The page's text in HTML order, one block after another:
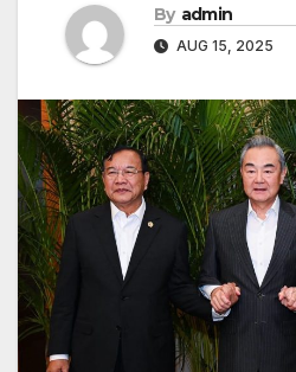
By admin
AUG 15, 2025